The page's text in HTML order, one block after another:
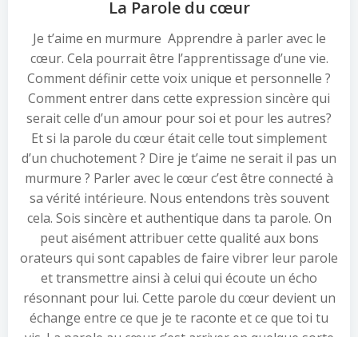
La Parole du cœur
Je t’aime en murmure Apprendre à parler avec le
cœur. Cela pourrait être l’apprentissage d’une vie.
Comment définir cette voix unique et personnelle ?
Comment entrer dans cette expression sincère qui
serait celle d’un amour pour soi et pour les autres?
Et si la parole du cœur était celle tout simplement
d’un chuchotement ? Dire je t’aime ne serait il pas un
murmure ? Parler avec le cœur c’est être connecté à
sa vérité intérieure. Nous entendons très souvent
cela. Sois sincère et authentique dans ta parole. On
peut aisément attribuer cette qualité aux bons
orateurs qui sont capables de faire vibrer leur parole
et transmettre ainsi à celui qui écoute un écho
résonnant pour lui. Cette parole du cœur devient un
échange entre ce que je te raconte et ce que toi tu